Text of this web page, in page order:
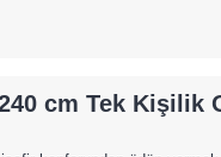
cm Tek Kişilik